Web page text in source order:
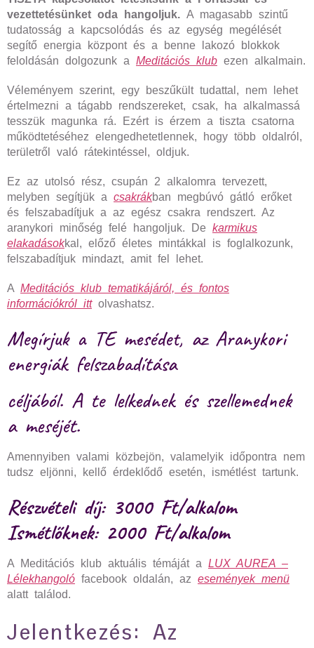
vezettetésünket oda hangoljuk. A magasabb szintű
tudatosság a kapcsolódás és az egység megélését
segítő energia központ és a benne lakozó blokkok
feloldásán dolgozunk a Meditációs klub ezen alkalmain.
Véleményem szerint, egy beszűkült tudattal, nem lehet
értelmezni a tágabb rendszereket, csak, ha alkalmassá
tesszük magunka rá. Ezért is érzem a tiszta csatorna
működtetéséhez elengedhetetlennek, hogy több oldalról,
területről való rátekintéssel, oldjuk.
Ez az utolsó rész, csupán 2 alkalomra tervezett,
melyben segítjük a csakrákban megbúvó gátló erőket
és felszabadítjuk a az egész csakra rendszert. Az
aranykori minőség felé hangoljuk. De karmikus
elakadásokkal, előző életes mintákkal is foglalkozunk,
felszabadítjuk mindazt, amit fel lehet.
A Meditációs klub tematikájáról, és fontos
információkról ittolvashatsz.
Megírjuk a TE mesédet, az Aranykori
energiák felszabadítása
céljából. A te lelkednek és szellemednek
a meséjét.
Amennyiben valami közbejön, valamelyik időpontra nem
tudsz eljönni, kellő érdeklődő esetén, ismétlést tartunk.
Részvételi díj: 3000 Ft/alkalom
Ismétlőknek: 2000 Ft/alkalom
A Meditációs klub aktuális témáját a LUX AUREA –
Lélekhangoló facebook oldalán, az események menü
alatt találod.
Jelentkezés: Az